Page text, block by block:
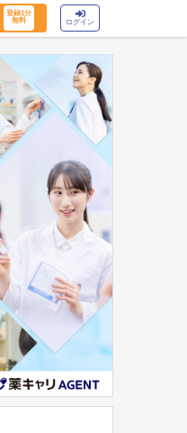
登録1分
無料
ログイン